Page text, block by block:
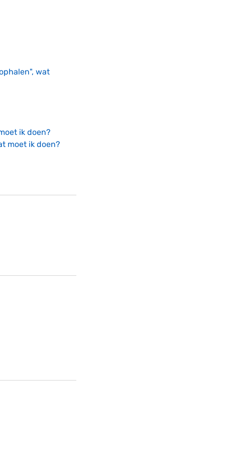
wat
ik doen?
moet ik doen?